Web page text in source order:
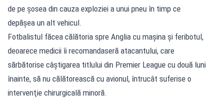
de pe şosea din cauza exploziei a unui pneu în timp ce
depăşea un alt vehicul.
Fotbalistul făcea călătoria spre Anglia cu maşina şi feribotul,
deoarece medicii îi recomandaseră atacantului, care
sărbătorise câştigarea titlului din Premier League cu două luni
înainte, să nu călătorească cu avionul, întrucât suferise o
intervenţie chirurgicală minoră.